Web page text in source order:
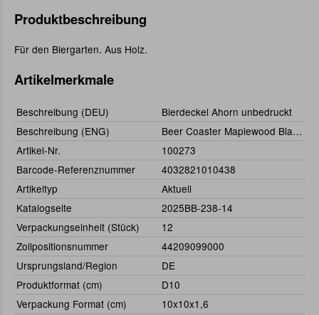
Produktbeschreibung
Für den Biergarten. Aus Holz.
Artikelmerkmale
Beschreibung (DEU)
Bierdeckel Ahorn unbedruckt
Beschreibung (ENG)
Beer Coaster Maplewood Blank
Artikel-Nr.
100273
Barcode-Referenznummer
4032821010438
Artikeltyp
Aktuell
Katalogseite
2025BB-238-14
Verpackungseinheit (Stück)
12
Zollpositionsnummer
44209099000
Ursprungsland/Region
DE
Produktformat (cm)
D10
Verpackung Format (cm)
10x10x1,6